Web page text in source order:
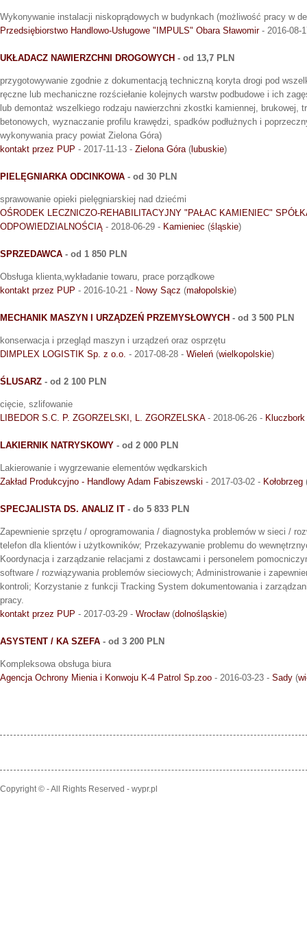
Wykonywanie instalacji niskoprądowych w budynkach (możliwość pracy w
Przedsiębiorstwo Handlowo-Usługowe "IMPULS" Obara Sławomir- 2016-08-
UKŁADACZ NAWIERZCHNI DROGOWYCH - od 13,7 PLN
przygotowywanie zgodnie z dokumentacją techniczną koryta drogi pod
ręczne lub mechaniczne rozściełanie kolejnych warstw podbudowe i ich
lub demontaż wszelkiego rodzaju nawierzchni zkostki kamiennej, brukowej,
betonowych, wyznaczanie profilu krawędzi, spadków podłużnych i
wykonywania pracy powiat Zielona Góra)
kontakt przez PUP - 2017-11-13 - Zielona Góra (lubuskie)
PIELĘGNIARKA ODCINKOWA - od 30 PLN
sprawowanie opieki pielęgniarskiej nad dziećmi
OŚRODEK LECZNICZO-REHABILITACYJNY "PAŁAC KAMIENIEC"
ODPOWIEDZIALNOŚCIĄ - 2018-06-29 - Kamieniec (śląskie)
SPRZEDAWCA - od 1 850 PLN
Obsługa klienta,wykładanie towaru, prace porządkowe
kontakt przez PUP - 2016-10-21 - Nowy Sącz (małopolskie)
MECHANIK MASZYN I URZĄDZEŃ PRZEMYSŁOWYCH - od 3 500 PLN
konserwacja i przegląd maszyn i urządzeń oraz osprzętu
DIMPLEX LOGISTIK Sp. z o.o. - 2017-08-28 - Wieleń (wielkopolskie)
ŚLUSARZ - od 2 100 PLN
cięcie, szlifowanie
LIBEDOR S.C. P. ZGORZELSKI, L. ZGORZELSKA- 2018-06-26 - Kluczbork
LAKIERNIK NATRYSKOWY - od 2 000 PLN
Lakierowanie i wygrzewanie elementów wędkarskich
Zakład Produkcyjno - Handlowy Adam Fabiszewski - 2017-03-02 - Kołobrzeg
SPECJALISTA DS. ANALIZ IT - do 5 833 PLN
Zapewnienie sprzętu / oprogramowania / diagnostyka problemów w sieci /
telefon dla klientów i użytkowników; Przekazywanie problemu do
Koordynacja i zarządzanie relacjami z dostawcami i personelem
software / rozwiązywania problemów sieciowych; Administrowanie i
kontroli; Korzystanie z funkcji Tracking System dokumentowania i
pracy.
kontakt przez PUP - 2017-03-29 - Wrocław(dolnośląskie)
ASYSTENT / KA SZEFA - od 3 200 PLN
Kompleksowa obsługa biura
Agencja Ochrony Mienia i Konwoju K-4 Patrol Sp.zoo - 2016-03-23 - Sady (
Copyright © - All Rights Reserved - wypr.pl